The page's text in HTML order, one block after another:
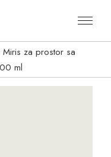
Miris za prostor sa
ml